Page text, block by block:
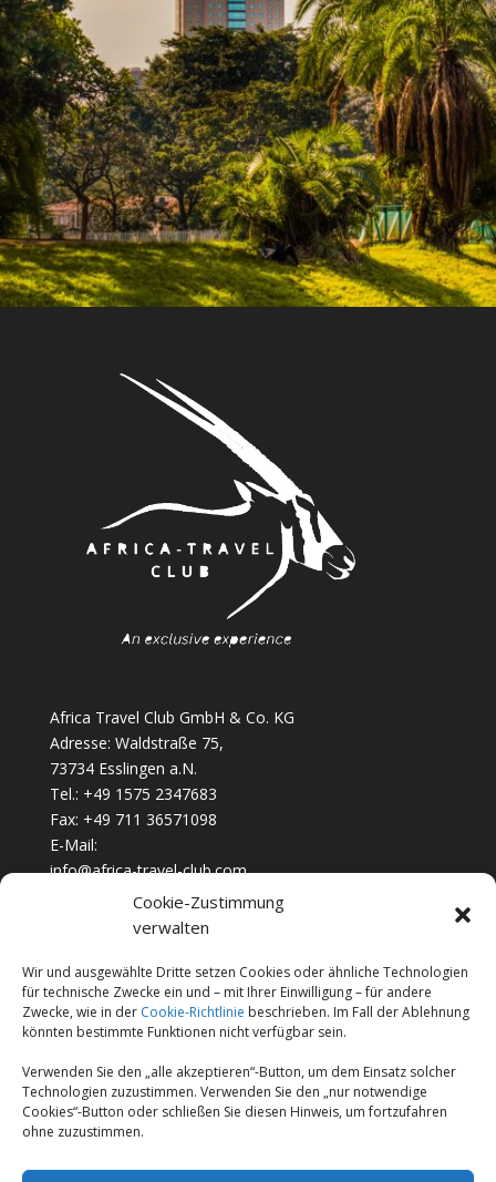
Cookie-Zustimmung
verwalten
Wir und ausgewählte Dritte setzen Cookies oder ähnliche Technologien
für technische Zwecke ein und – mit Ihrer Einwilligung – für andere
Zwecke, wie in der Cookie-Richtlinie beschrieben. Im Fall der Ablehnung
könnten bestimmte Funktionen nicht verfügbar sein.
Verwenden Sie den „alle akzeptieren“-Button, um dem Einsatz solcher
Technologien zuzustimmen. Verwenden Sie den „nur notwendige
Cookies“-Button oder schließen Sie diesen Hinweis, um fortzufahren
ohne zuzustimmen.
Africa Travel Club GmbH & Co. KG
Adresse: Waldstraße 75,
73734 Esslingen a.N.
Tel.: +49 1575 2347683
Fax: +49 711 36571098
E-Mail:
info@africa-travel-club.com
Unternehmen
Jobs & Karriere
FAQ’s
Cookie-Richtlinie (EU)
Geschäftsbedingungen
Datenschutzerklärung
Impressum